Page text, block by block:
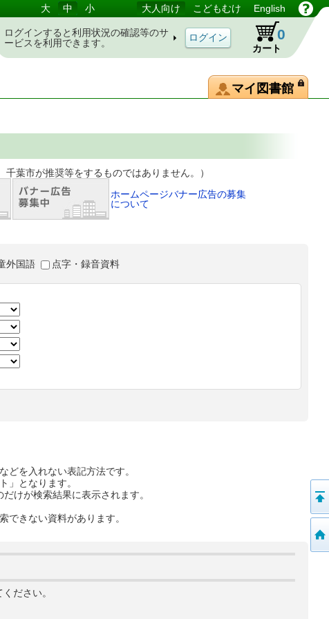
大 中 小 大人向け こどもむけ English
ログインすると利用状況の確認等のサ
ービスを利用できます。
カート
0
マイ図書館
をするものではありません。）
ホームページバナー広告の募集
について
外国語 点字・録音資料
どを入れない表記方法です。
」となります。
けが検索結果に表示されます。
できない資料があります。
ださい。